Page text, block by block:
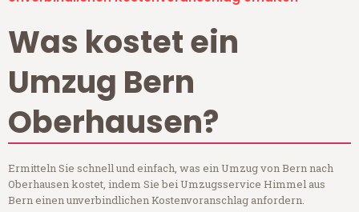
Was kostet ein
Umzug Bern
Oberhausen?
Ermitteln Sie schnell und einfach, was ein Umzug von Bern nach
Oberhausen kostet, indem Sie bei Umzugsservice Himmel aus
Bern einen unverbindlichen Kostenvoranschlag anfordern.